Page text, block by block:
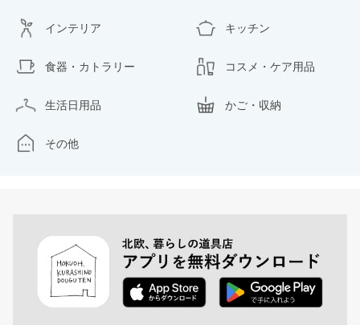
インテリア キッチン
食器・カトラリー コスメ・ケア用品
生活日用品 かご・収納
その他